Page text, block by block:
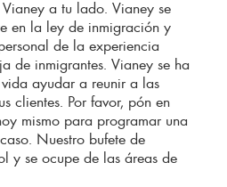
a tu lado. Vianey se
en la ley de inmigración y
de la experiencia
de inmigrantes. Vianey se ha
ayudar a reunir a las
clientes. Por favor, pón en
mismo para programar una
Nuestro bufete de
y se ocupe de las áreas de